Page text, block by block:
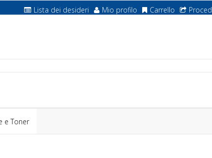
Lista dei desideri Mio profilo Carrello
e Toner